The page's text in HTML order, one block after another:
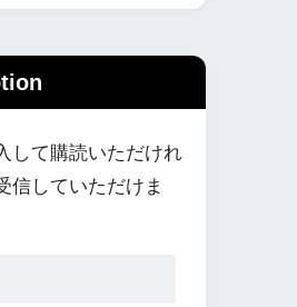
して購読いただけれ
信していただけま